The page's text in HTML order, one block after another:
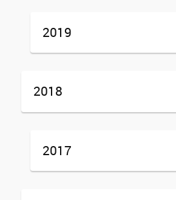
2019
2018
2017